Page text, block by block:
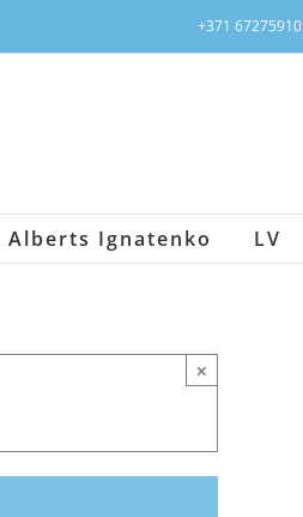
+371 67275910
Alberts Ignatenko LV
×